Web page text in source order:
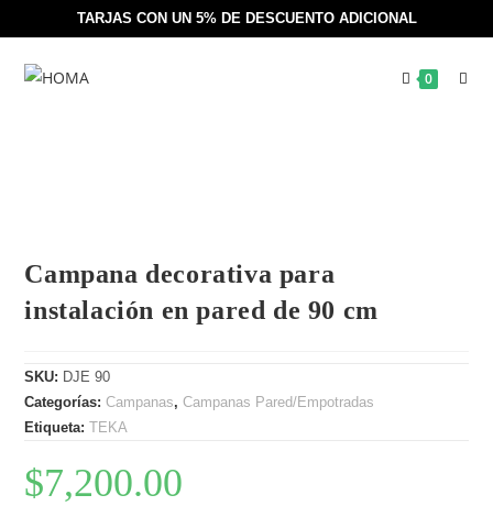
TARJAS CON UN 5% DE DESCUENTO ADICIONAL
0
Campana decorativa para
instalación en pared de 90 cm
SKU: DJE 90
Categorías:Campanas,Campanas Pared/Empotradas
Etiqueta:TEKA
$7,200.00